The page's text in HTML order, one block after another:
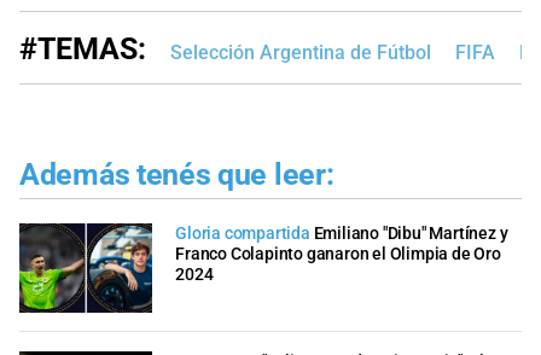
#TEMAS: Selección Argentina de Fútbol FIFA
Además tenés que leer:
Gloria compartida Emiliano "Dibu" Martínez y
Franco Colapinto ganaron el Olimpia de Oro
2024